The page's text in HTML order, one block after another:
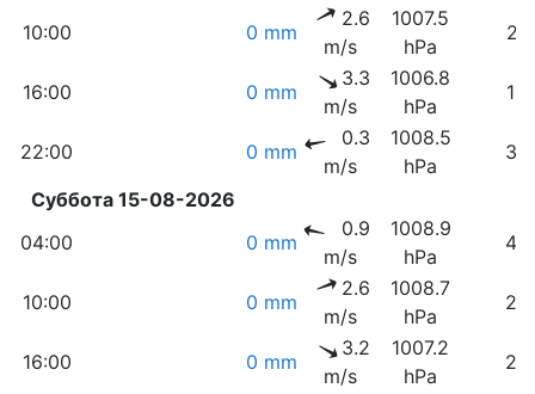
10:00 0 mm
2.6
m/s
1007.5
hPa
16:00 0 mm
3.3
m/s
1006.8
hPa
22:00 0 mm
0.3
m/s
1008.5
hPa
Суббота 15-08-2026
04:00
0 mm
0.9
m/s
1008.9
hPa
10:00 0 mm
2.6
m/s
1008.7
hPa
16:00 0 mm
3.2
m/s
1007.2
hPa